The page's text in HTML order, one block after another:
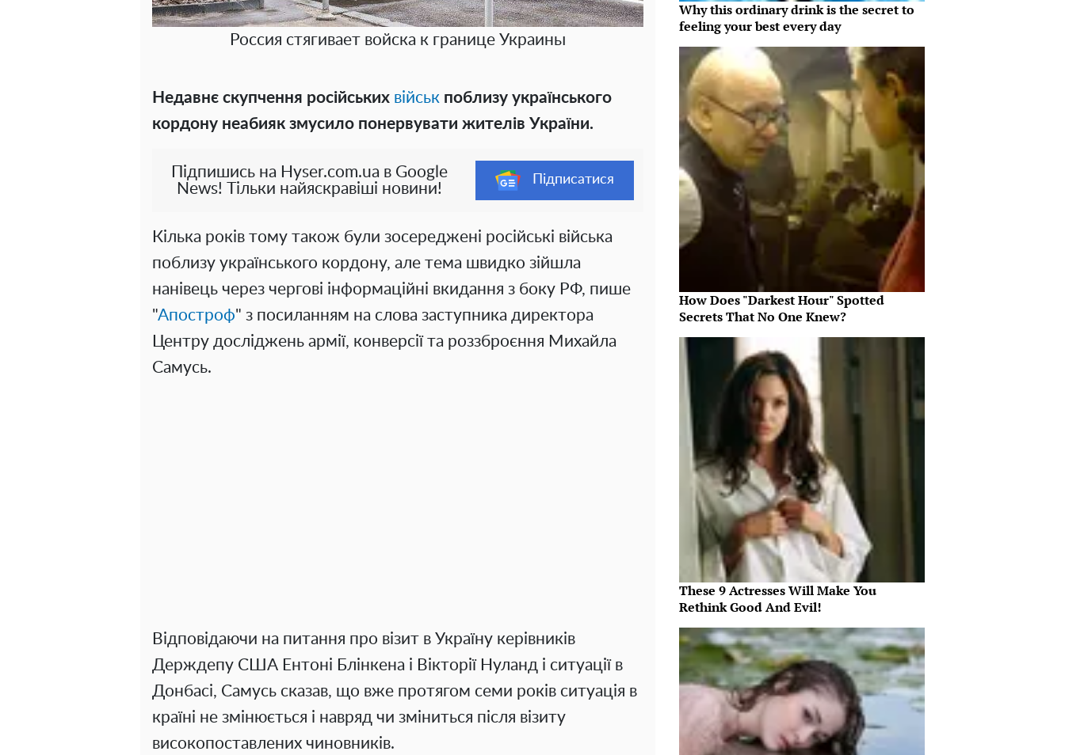
Россия стягивает войска к границе Украины
Недавнє скупчення російських військ поблизу українського
кордону неабияк змусило понервувати жителів України.
Підпишись на Hyser.com.ua в Google
News! Тільки найяскравіші новини!
Підписатися
Кілька років тому також були зосереджені російські війська
поблизу українського кордону, але тема швидко зійшла
нанівець через чергові інформаційні вкидання з боку РФ, пише
"Апостроф" з посиланням на слова заступника директора
Центру досліджень армії, конверсії та роззброєння Михайла
Самусь.
Відповідаючи на питання про візит в Україну керівників
Держдепу США Ентоні Блінкена і Вікторії Нуланд і ситуації в
Донбасі, Самусь сказав, що вже протягом семи років ситуація в
країні не змінюється і навряд чи зміниться після візиту
високопоставлених чиновників.
Why this ordinary drink is the secret to
feeling your best every day
How Does "Darkest Hour" Spotted
Secrets That No One Knew?
These 9 Actresses Will Make You
Rethink Good And Evil!